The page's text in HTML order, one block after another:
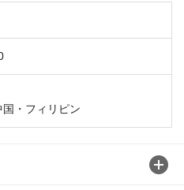
・フィリピン